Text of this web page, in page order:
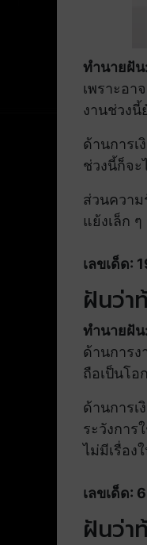
ทำนายฝัน:
เพราะอา
งานช่วงนี้
ด้านการ
ช่วงนี้ก็จ
ส่วนควา
แย้งเล็ก
เลขเด็ด:
ฝันว่า
ทำนายฝัน:
ด้านการง
ถือเป็นโอ
ด้านการเ
ระวังการ
ไม่มีเรื่อง
เลขเด็ด:
ฝันว่า